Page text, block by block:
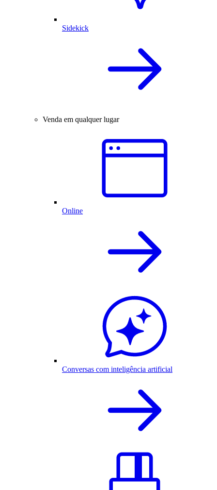
Sidekick
Venda em qualquer lugar
Online
Conversas com inteligência artificial